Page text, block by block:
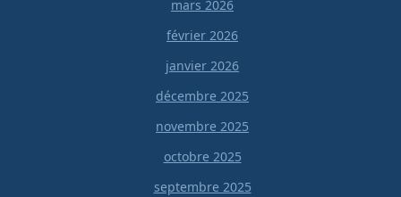
mars 2026
février 2026
janvier 2026
décembre 2025
novembre 2025
octobre 2025
septembre 2025